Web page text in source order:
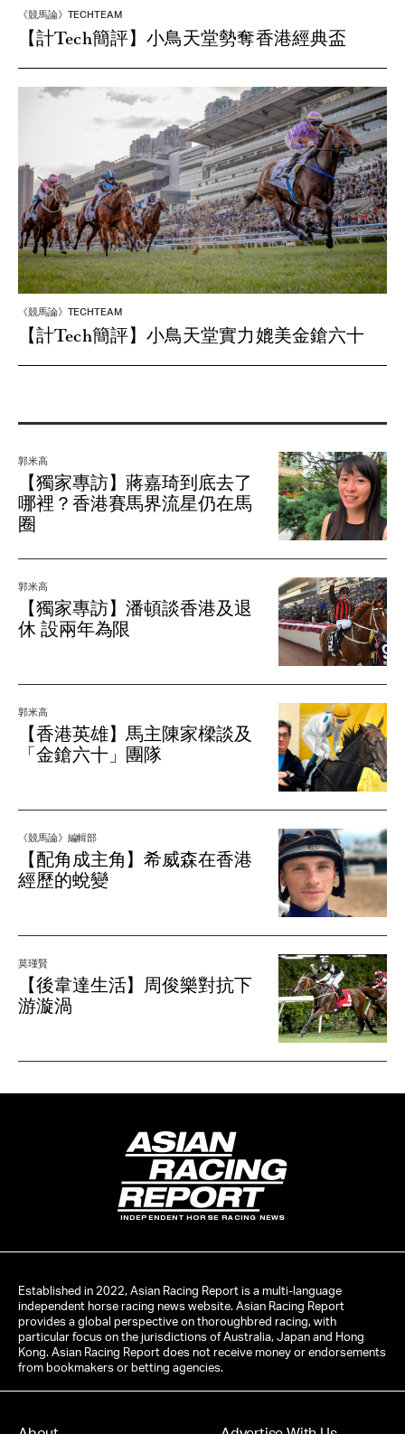
《競馬論》TECHTEAM
【計Tech簡評】小鳥天堂勢奪香港經典盃
《競馬論》TECHTEAM
【計Tech簡評】小鳥天堂實力媲美金鎗六十
郭米高
【獨家專訪】蔣嘉琦到底去了
哪裡？香港賽馬界流星仍在馬
圈
郭米高
【獨家專訪】潘頓談香港及退
休 設兩年為限
郭米高
【香港英雄】馬主陳家樑談及
「金鎗六十」團隊
《競馬論》編輯部
【配角成主角】希威森在香港
經歷的蛻變
莫瑾賢
【後韋達生活】周俊樂對抗下
游漩渦
INDEPENDENT HORSE RACING NEWS
Established in 2022, Asian Racing Report is a multi-language
independent horse racing news website. Asian Racing Report
provides a global perspective on thoroughbred racing, with
particular focus on the jurisdictions of Australia, Japan and Hong
Kong. Asian Racing Report does not receive money or endorsements
from bookmakers or betting agencies.